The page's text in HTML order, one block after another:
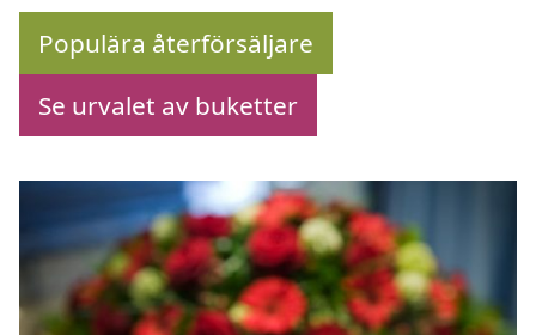
Populära återförsäljare
Se urvalet av buketter